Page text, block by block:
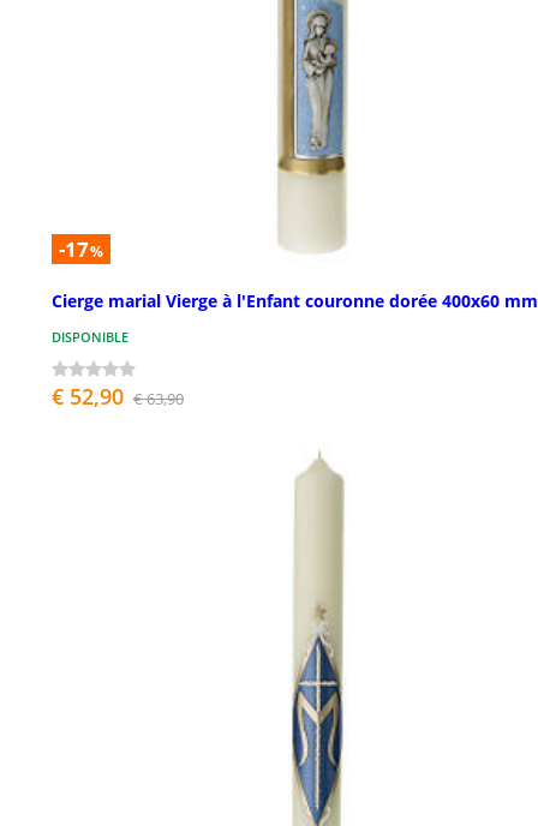
-17%
Cierge marial Vierge à l'Enfant couronne dorée 400x60 mm
DISPONIBLE
€ 52,90 € 63,90